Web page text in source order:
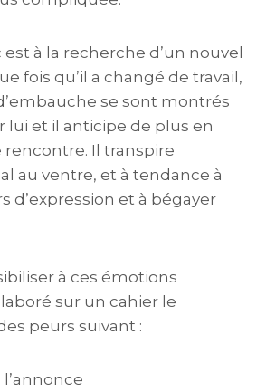
est à la recherche d’un nouvel
fois qu’il a changé de travail,
se sont montrés
lui et il anticipe de plus en
rencontre. Il transpire
au ventre, et à tendance à
d’expression et à bégayer
à ces émotions
sur un cahier le
peurs suivant :